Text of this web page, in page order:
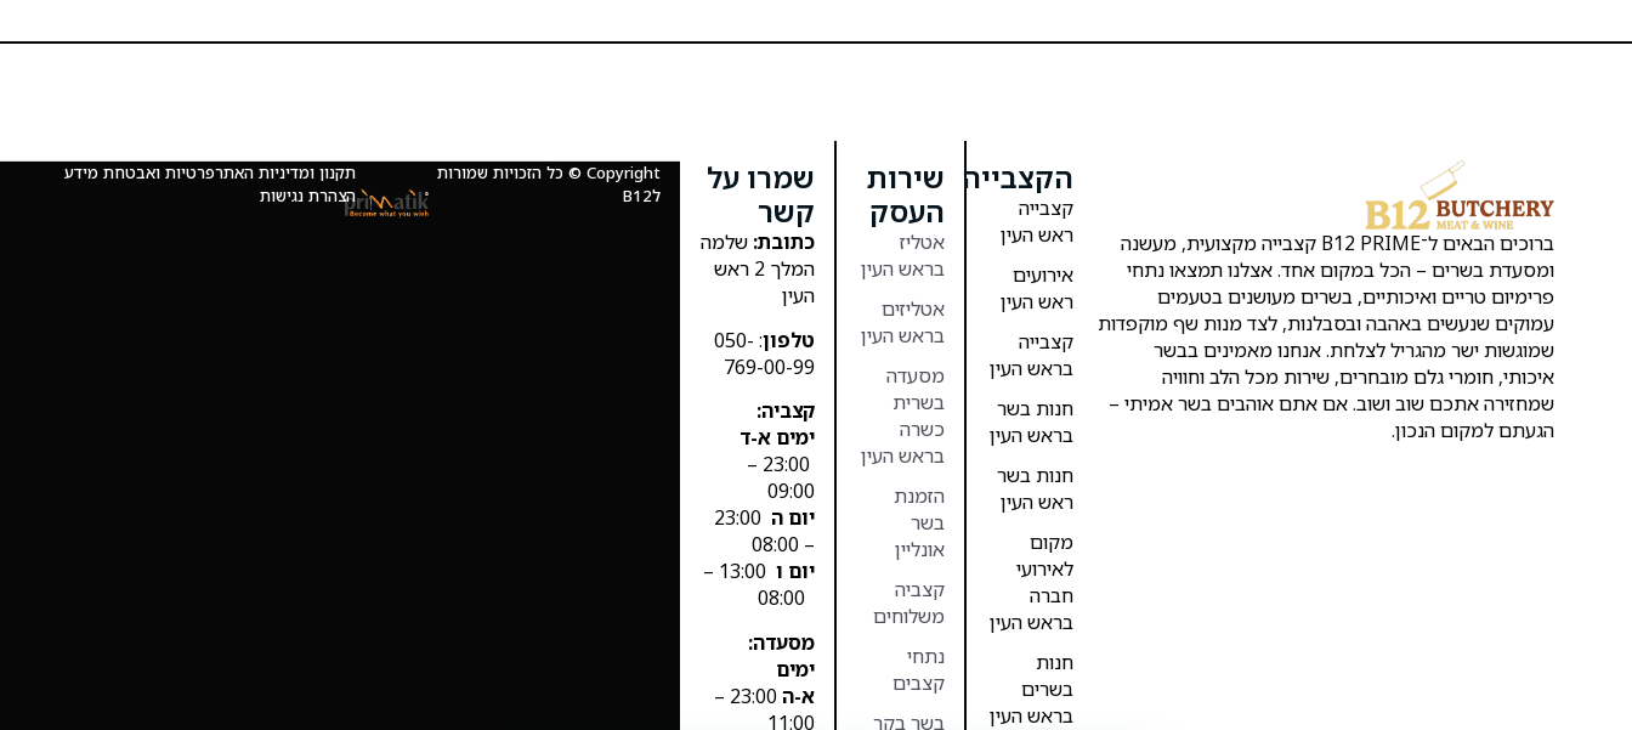
ברוכים הבאים ל־B12 PRIME קצבייה מקצועית, מעשנה
ומסעדת בשרים – הכל במקום אחד. אצלנו תמצאו נתחי
פרימיום טריים ואיכותיים, בשרים מעושנים בטעמים
עמוקים שנעשים באהבה ובסבלנות, לצד מנות שף מוקפדות
שמוגשות ישר מהגריל לצלחת. אנחנו מאמינים בבשר
איכותי, חומרי גלם מובחרים, שירות מכל הלב וחוויה
שמחזירה אתכם שוב ושוב. אם אתם אוהבים בשר אמיתי –
הגעתם למקום הנכון.
הקצבייה
קצבייה
ראש העין
אירועים
ראש העין
קצבייה
בראש העין
חנות בשר
בראש העין
חנות בשר
ראש העין
מקום
לאירועי
חברה
בראש העין
חנות
בשרים
בראש העין
שירות
העסק
אטליז
בראש העין
אטליזים
בראש העין
מסעדה
בשרית
כשרה
בראש העין
הזמנת
בשר
אונליין
קצביה
משלוחים
נתחי
קצבים
בשר בקר
שמרו על
קשר
כתובת: שלמה
המלך 2 ראש
העין
טלפון : 050-
769-00-99
קצביה:
ימים א-ד
23:00 –
09:00
יום ה 23:00
– 08:00
יום ו
13:00 –
מסעדה:
ימים
א-ה
23:00 –
11:00
Copyright © כל הזכויות שמורות
לB12
תקנון ומדיניות האתרפרטיות ואבטחת מידע
הצהרת נגישות